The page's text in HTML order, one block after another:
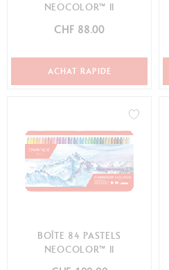
NEOCOLOR™ II
CHF 88.00
ACHAT RAPIDE
BOÎTE 84 PASTELS
NEOCOLOR™ II